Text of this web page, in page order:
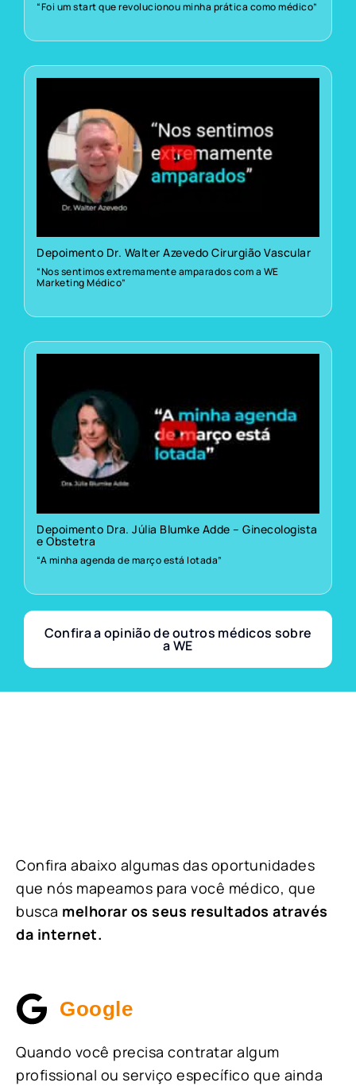
“Foi um start que revolucionou minha prática como médico”
Depoimento Dr. Walter Azevedo Cirurgião Vascular
“Nos sentimos extremamente amparados com a WE
Marketing Médico”
Depoimento Dra. Júlia Blumke Adde – Ginecologista
e Obstetra
“A minha agenda de março está lotada”
Confira a opinião de outros médicos sobre
a WE
Confira abaixo algumas das oportunidades
que nós mapeamos para você médico, que
busca melhorar os seus resultados através
da internet.
Google
Quando você precisa contratar algum
profissional ou serviço específico que ainda